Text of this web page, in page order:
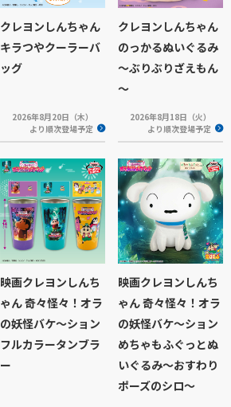
クレヨンしんちゃん
キラつやクーラーバ
ッグ
2026年8月20日（木）
より順次登場予定
クレヨンしんちゃん
のっかるぬいぐるみ
～ぶりぶりざえもん
～
2026年8月18日（火）
より順次登場予定
映画クレヨンしんち
ゃん 奇々怪々！オラ
の妖怪バケ～ション
フルカラータンブラ
ー
映画クレヨンしんち
ゃん 奇々怪々！オラ
の妖怪バケ～ション
めちゃもふぐっとぬ
いぐるみ～おすわり
ポーズのシロ～